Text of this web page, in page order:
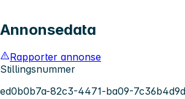
Annonsedata
Rapporter annonse
Stillingsnummer
ed0b0b7a-82c3-4471-ba09-